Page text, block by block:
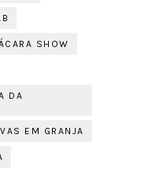
SHOW
DA
EM GRANJA